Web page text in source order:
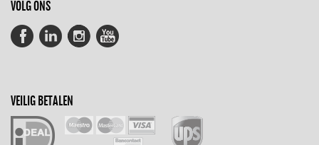
VOLG ONS
VEILIG BETALEN